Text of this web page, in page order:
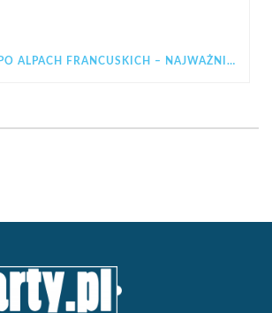
PRZEWODNIK PO ALPACH FRANCUSKICH – NAJWAŻNIEJSZE INFORMACJE PRZED WYJAZDEM